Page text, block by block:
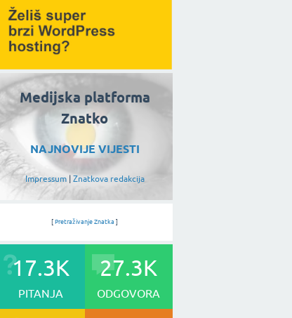
Medijska platforma
Znatko
NAJNOVIJE VIJESTI
Impressum| Znatkova redakcija
[ Pretraživanje Znatka ]
17.3K
PITANJA
27.3K
ODGOVORA